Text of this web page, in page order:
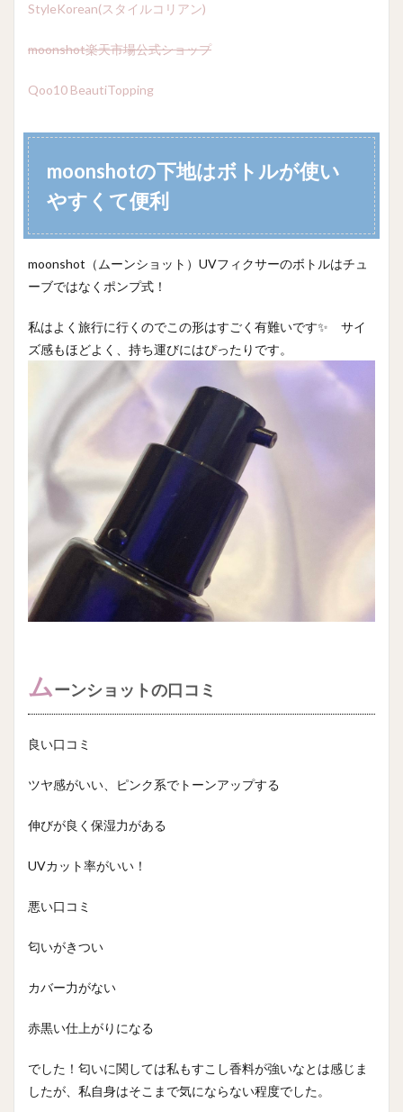
StyleKorean(スタイルコリアン)
moonshot楽天市場公式ショップ
Qoo10 BeautiTopping
moonshotの下地はボトルが使い
やすくて便利
moonshot（ムーンショット）UVフィクサーのボトルはチュ
ーブではなくポンプ式！
私はよく旅行に行くのでこの形はすごく有難いです✨ サイ
ズ感もほどよく、持ち運びにはぴったりです。
ムーンショットの口コミ
良い口コミ
ツヤ感がいい、ピンク系でトーンアップする
伸びが良く保湿力がある
UVカット率がいい！
悪い口コミ
匂いがきつい
カバー力がない
赤黒い仕上がりになる
でした！匂いに関しては私もすこし香料が強いなとは感じま
したが、私自身はそこまで気にならない程度でした。